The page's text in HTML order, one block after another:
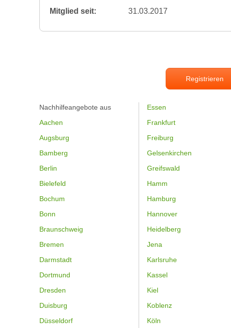
Mitglied seit:
31.03.2017
Registrieren
Nachhilfeangebote aus
Aachen
Augsburg
Bamberg
Berlin
Bielefeld
Bochum
Bonn
Braunschweig
Bremen
Darmstadt
Dortmund
Dresden
Duisburg
Düsseldorf
Essen
Frankfurt
Freiburg
Gelsenkirchen
Greifswald
Hamm
Hamburg
Hannover
Heidelberg
Jena
Karlsruhe
Kassel
Kiel
Koblenz
Köln